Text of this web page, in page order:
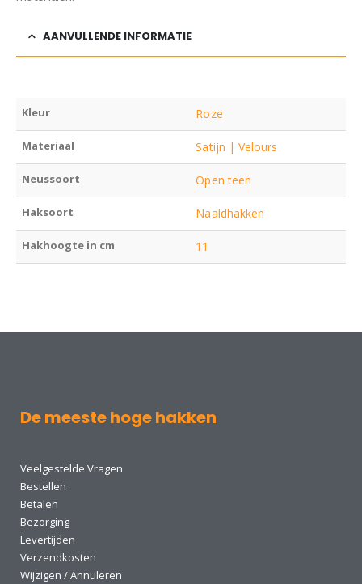
AANVULLENDE INFORMATIE
Kleur Roze
Materiaal Satijn | Velours
Neussoort Open teen
Haksoort Naaldhakken
Hakhoogte in cm 11
De meeste hoge hakken
Veelgestelde Vragen
Bestellen
Betalen
Bezorging
Levertijden
Verzendkosten
Wijzigen / Annuleren